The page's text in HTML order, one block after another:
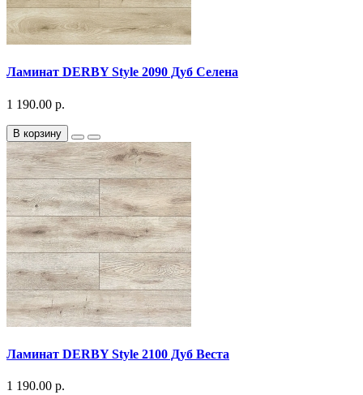
Ламинат DERBY Style 2090 Дуб Селена
1 190.00 р.
В корзину
Ламинат DERBY Style 2100 Дуб Веста
1 190.00 р.